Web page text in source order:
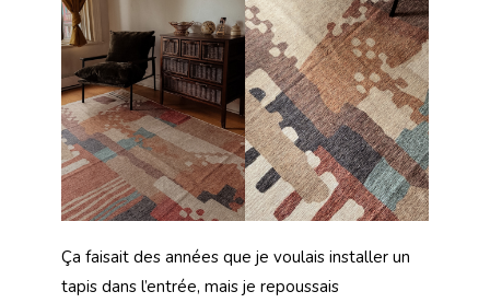
Ça faisait des années que je voulais installer un
tapis dans l’entrée, mais je repoussais